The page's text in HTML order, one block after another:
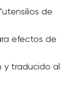
efectos de